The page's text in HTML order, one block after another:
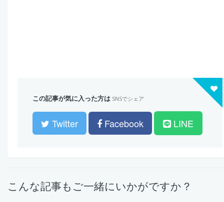
この記事が気に入った方は SNSでシェア
Twitter Facebook LINE
こんな記事もご一緒にいかがですか？